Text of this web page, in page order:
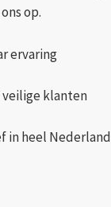
op.
ervaring
veilige klanten
in heel Nederland